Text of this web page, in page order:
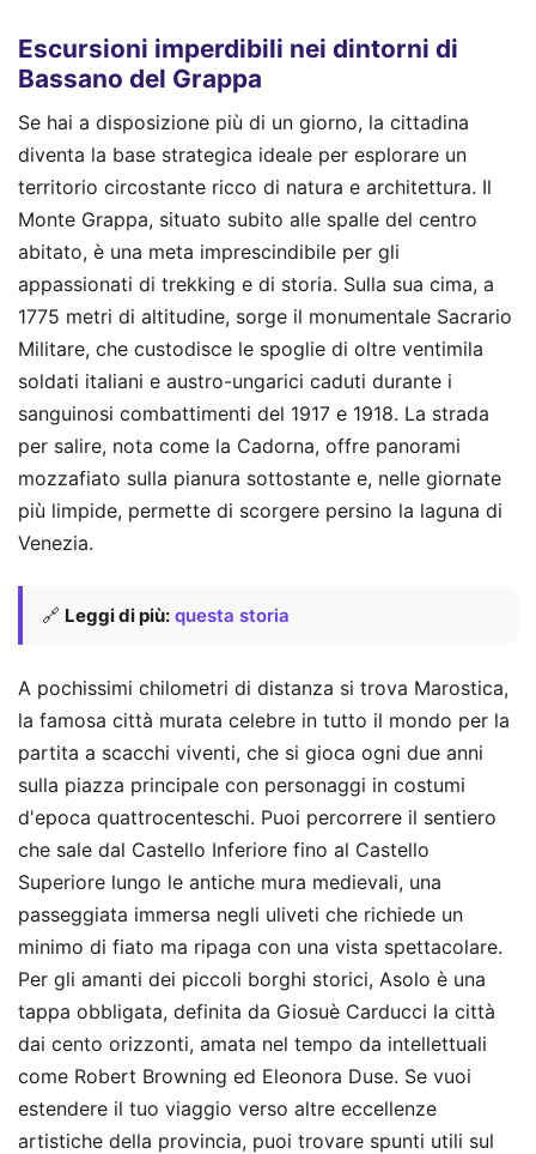
Escursioni imperdibili nei dintorni di
Bassano del Grappa
Se hai a disposizione più di un giorno, la cittadina
diventa la base strategica ideale per esplorare un
territorio circostante ricco di natura e architettura. Il
Monte Grappa, situato subito alle spalle del centro
abitato, è una meta imprescindibile per gli
appassionati di trekking e di storia. Sulla sua cima, a
1775 metri di altitudine, sorge il monumentale Sacrario
Militare, che custodisce le spoglie di oltre ventimila
soldati italiani e austro-ungarici caduti durante i
sanguinosi combattimenti del 1917 e 1918. La strada
per salire, nota come la Cadorna, offre panorami
mozzafiato sulla pianura sottostante e, nelle giornate
più limpide, permette di scorgere persino la laguna di
Venezia.
🔗 Leggi di più: questa storia
A pochissimi chilometri di distanza si trova Marostica,
la famosa città murata celebre in tutto il mondo per la
partita a scacchi viventi, che si gioca ogni due anni
sulla piazza principale con personaggi in costumi
d'epoca quattrocenteschi. Puoi percorrere il sentiero
che sale dal Castello Inferiore fino al Castello
Superiore lungo le antiche mura medievali, una
passeggiata immersa negli uliveti che richiede un
minimo di fiato ma ripaga con una vista spettacolare.
Per gli amanti dei piccoli borghi storici, Asolo è una
tappa obbligata, definita da Giosuè Carducci la città
dai cento orizzonti, amata nel tempo da intellettuali
come Robert Browning ed Eleonora Duse. Se vuoi
estendere il tuo viaggio verso altre eccellenze
artistiche della provincia, puoi trovare spunti utili sul